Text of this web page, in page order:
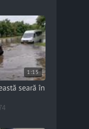
1:15
seară în